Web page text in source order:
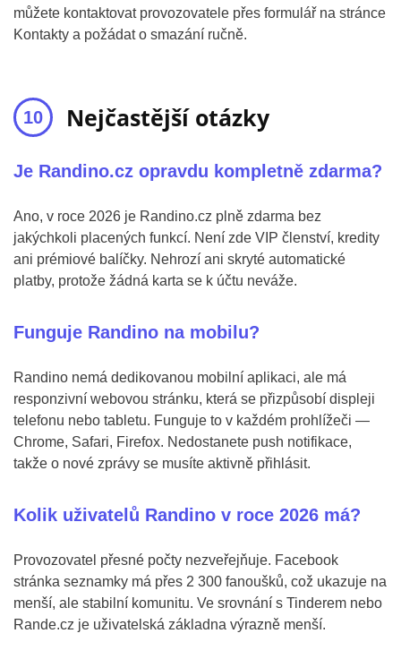
můžete kontaktovat provozovatele přes formulář na stránce
Kontakty a požádat o smazání ručně.
Nejčastější otázky
Je Randino.cz opravdu kompletně zdarma?
Ano, v roce 2026 je Randino.cz plně zdarma bez
jakýchkoli placených funkcí. Není zde VIP členství, kredity
ani prémiové balíčky. Nehrozí ani skryté automatické
platby, protože žádná karta se k účtu neváže.
Funguje Randino na mobilu?
Randino nemá dedikovanou mobilní aplikaci, ale má
responzivní webovou stránku, která se přizpůsobí displeji
telefonu nebo tabletu. Funguje to v každém prohlížeči —
Chrome, Safari, Firefox. Nedostanete push notifikace,
takže o nové zprávy se musíte aktivně přihlásit.
Kolik uživatelů Randino v roce 2026 má?
Provozovatel přesné počty nezveřejňuje. Facebook
stránka seznamky má přes 2 300 fanoušků, což ukazuje na
menší, ale stabilní komunitu. Ve srovnání s Tinderem nebo
Rande.cz je uživatelská základna výrazně menší.